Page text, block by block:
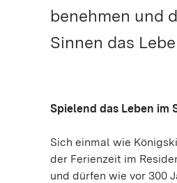
benehmen und
Sinnen das
Spielend das Leben im
Sich einmal wie
der Ferienzeit im
und dürfen wie vor 300